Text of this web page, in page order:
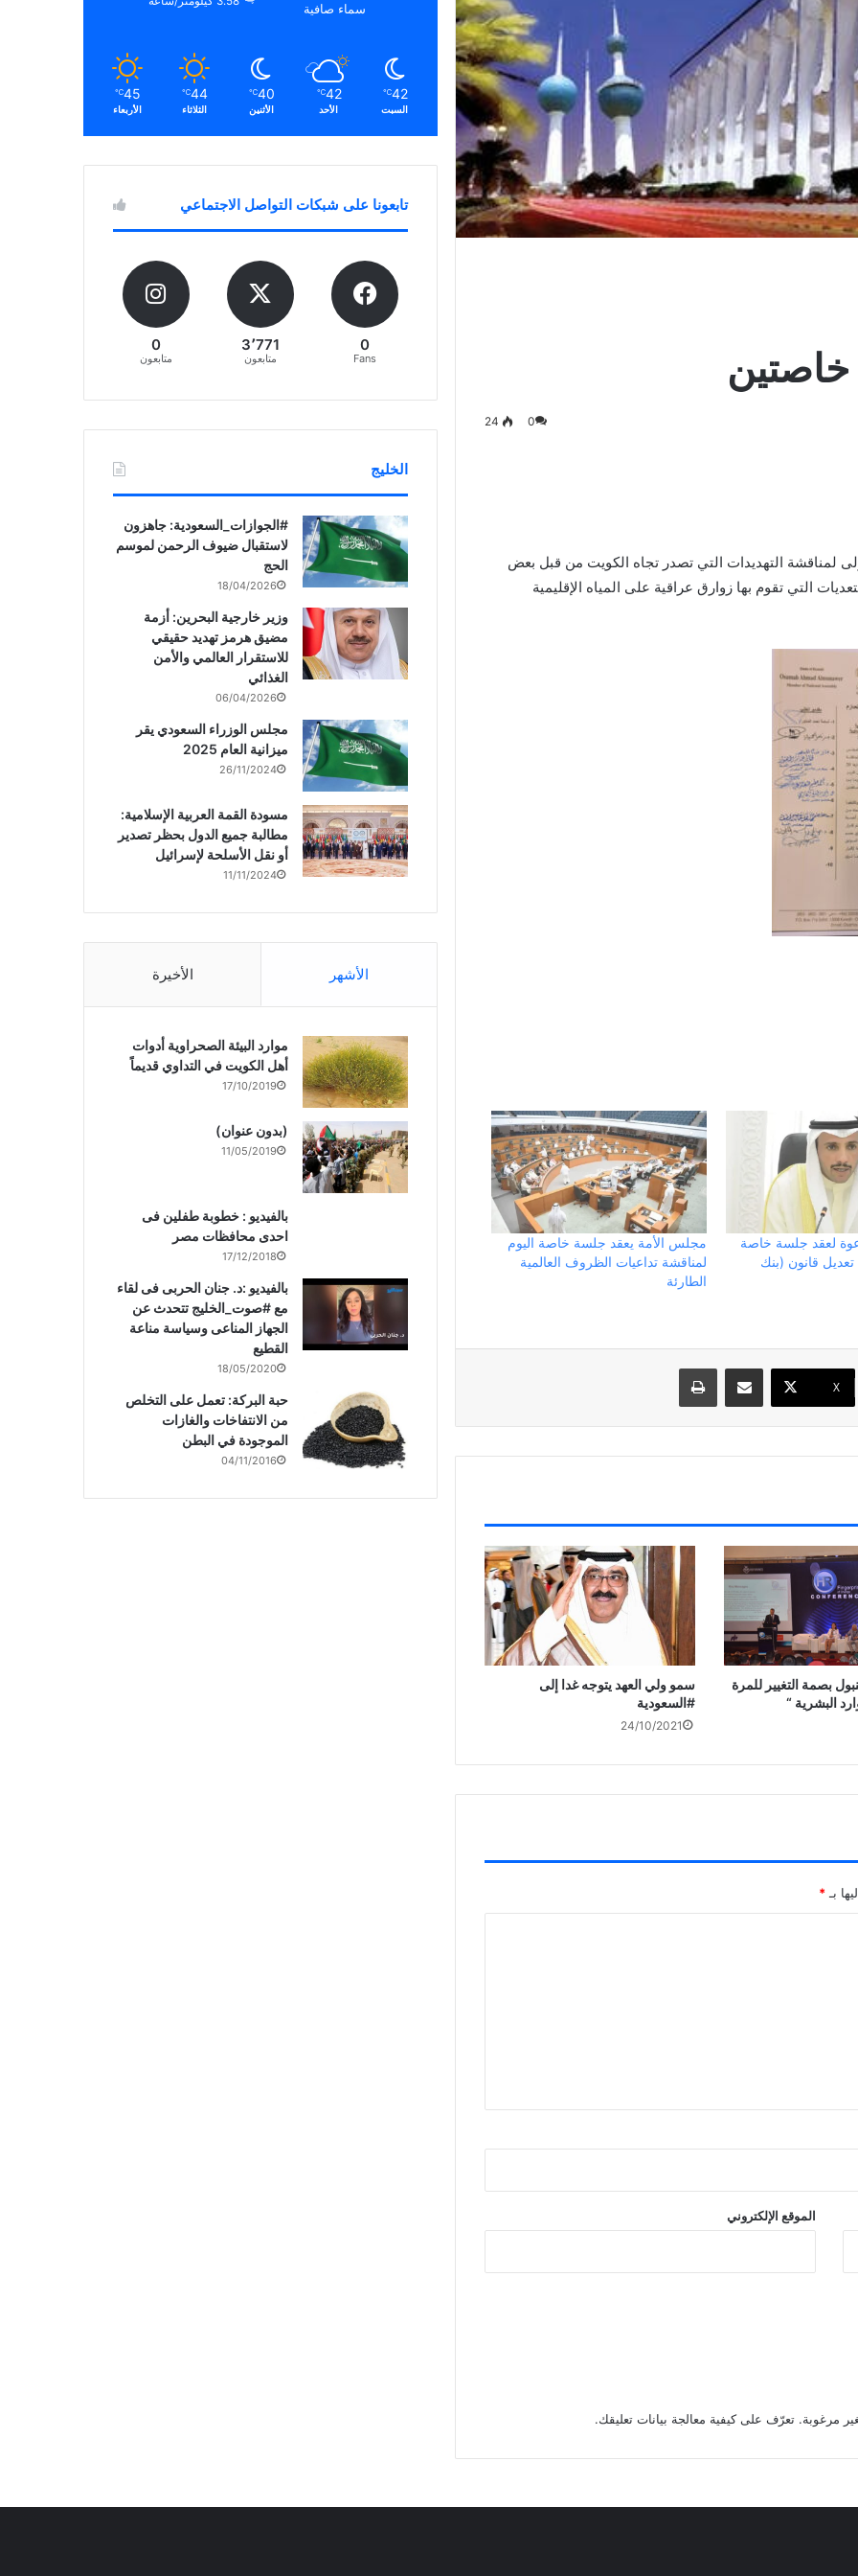
0
24
لمناقشة التهديدات التي تصدر تجاه الكويت من قبل بعض
التي تقوم بها زوارق عراقية على المياه الإقليمية
لعقد جلسة خاصة
تعديل قانون (بنك
مجلس الأمة يعقد جلسة خاصة اليوم
لمناقشة تداعيات الظروف العالمية
الطارئة
X
مشاركة عبر البريد طباعة
بصمة التغيير للمرة
البشرية “
سمو ولي العهد يتوجه غدا إلى
#السعودية
24/10/2021
بـ *
الموقع الإلكتروني
تعرّف على كيفية معالجة بيانات تعليقك.
سماء صافية
42
℃
السبت
42
℃
الأحد
40
℃
الأثنين
44
℃
الثلاثاء
45
℃
الأربعاء
تابعونا على شبكات التواصل الاجتماعي
0
Fans
3٬771
متابعون
0
متابعون
الخليج
‏‎#الجوازات_السعودية: جاهزون
لاستقبال ضيوف الرحمن لموسم
الحج
18/04/2026
وزير خارجية البحرين: أزمة
مضيق هرمز تهديد حقيقي
للاستقرار العالمي والأمن
الغذائي
06/04/2026
مجلس الوزراء السعودي يقر
ميزانية العام 2025
26/11/2024
مسودة القمة العربية الإسلامية:
مطالبة جميع الدول بحظر تصدير
أو نقل الأسلحة لإسرائيل
11/11/2024
الأشهر الأخيرة
موارد البيئة الصحراوية أدوات
أهل الكويت في التداوي قديماً
17/10/2019
(بدون عنوان)
11/05/2019
بالفيديو : خطوبة طفلين فى
احدى محافظات مصر
17/12/2018
بالفيديو :د. جنان الحربى فى لقاء
مع #صوت_الخليج تتحدث عن
الجهاز المناعى وسياسة مناعة
القطيع
18/05/2020
حبة البركة: تعمل على التخلص
من الانتفاخات والغازات
الموجودة في البطن
04/11/2016